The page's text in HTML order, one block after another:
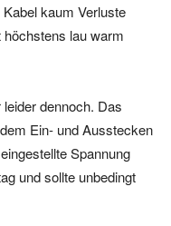
kaum Verluste
lau warm
dennoch. Das
Ein- und Ausstecken
Spannung
und sollte unbedingt